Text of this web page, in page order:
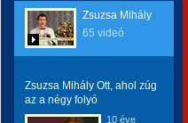
Zsuzsa Mihály
65 videó
Zsuzsa Mihály Ott, ahol zúg
az a négy folyó
10 éve